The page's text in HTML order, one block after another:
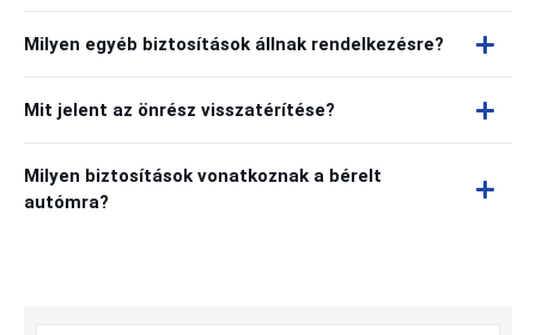
Milyen egyéb biztosítások állnak rendelkezésre?
Mit jelent az önrész visszatérítése?
Milyen biztosítások vonatkoznak a bérelt
autómra?